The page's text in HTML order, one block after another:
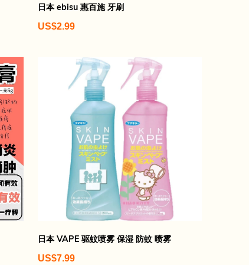
日本 ebisu 惠百施 牙刷
US$2.99
日本 VAPE 驱蚊喷雾 保湿 防蚊 喷雾
US$7.99